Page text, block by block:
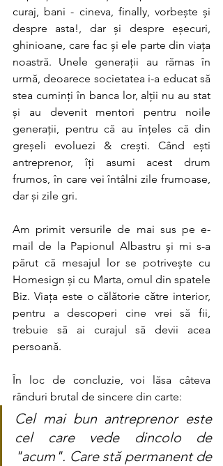
curaj, bani - cineva, finally, vorbește și
despre asta!, dar și despre eșecuri,
ghinioane, care fac și ele parte din viața
noastră. Unele generații au rămas în
urmă, deoarece societatea i-a educat să
stea cuminți în banca lor, alții nu au stat
și au devenit mentori pentru noile
generații, pentru că au înțeles că din
greșeli evoluezi & crești. Când ești
antreprenor, îți asumi acest drum
frumos, în care vei întâlni zile frumoase,
dar și zile gri.
Am primit versurile de mai sus pe e-
mail de la Papionul Albastru și mi s-a
părut că mesajul lor se potrivește cu
Homesign și cu Marta, omul din spatele
Biz. Viața este o călătorie către interior,
pentru a descoperi cine vrei să fii,
trebuie să ai curajul să devii acea
persoană.
În loc de concluzie, voi lăsa câteva
rânduri brutal de sincere din carte:
Cel mai bun antreprenor este
cel care vede dincolo de
"acum". Care stă permanent de